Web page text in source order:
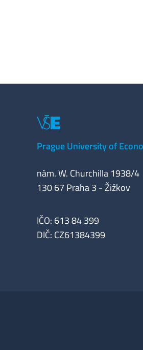
Prague University of
nám. W. Churchilla 1938/4
130 67 Praha 3 - Žižkov
IČO: 613 84 399
DIČ: CZ61384399